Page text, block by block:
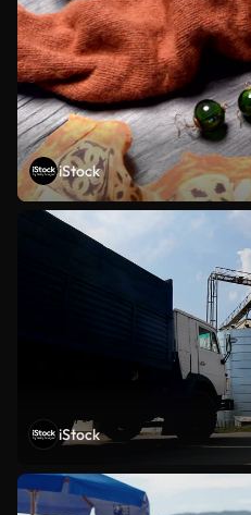
iStock
iStock